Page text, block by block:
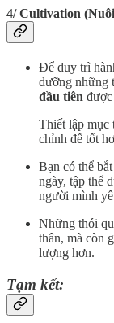
4/ Cultivation
Để duy trì
dưỡng những
đầu tiên
Thiết lập mục
chỉnh để tốt
Bạn có thể
ngày, tập thể
người mình
Những thói
thân, mà còn
lượng hơn.
Tạm kết: